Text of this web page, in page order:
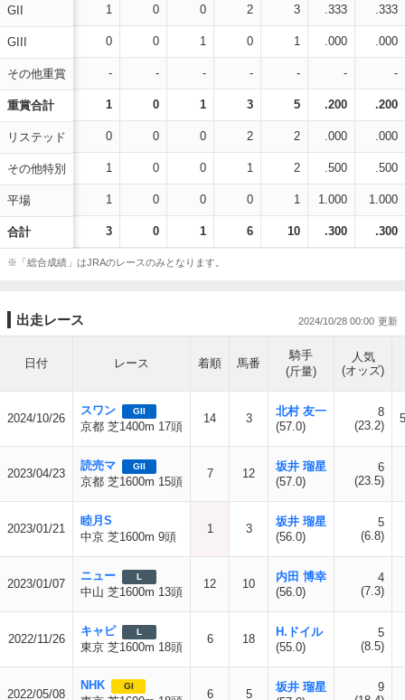
GII
GIII
その他重賞
重賞合計
リステッド
その他特別
平場
合計
1 0 0 2 3 .333 .333
0 0 1 0 1 .000 .000
- - - - - - -
1 0 1 3 5 .200 .200
0 0 0 2 2 .000 .000
1 0 0 1 2 .500 .500
1 0 0 0 1 1.000 1.000
3 0 1 6 10 .300 .300
※「総合成績」はJRAのレースのみとなります。
出走レース 2024/10/28 00:00
日付 レース 着順 馬番
騎手
(斤量)
人気
(オッズ)
2024/10/26
スワン GII
京都 芝1400m 17頭
14 3
北村 友一
(57.0)
8
(23.2)
2023/04/23
読売マ GII
京都 芝1600m 15頭
7 12
坂井 瑠星
(57.0)
6
(23.5)
2023/01/21
睦月S
中京 芝1600m 9頭
1 3
坂井 瑠星
(56.0)
5
(6.8)
2023/01/07
ニュー L
中山 芝1600m 13頭
12 10
内田 博幸
(56.0)
4
(7.3)
2022/11/26
キャピ L
東京 芝1600m 18頭
6 18
H.ドイル
(55.0)
5
(8.5)
2022/05/08
NHK GI
6 5
坂井 瑠星
9